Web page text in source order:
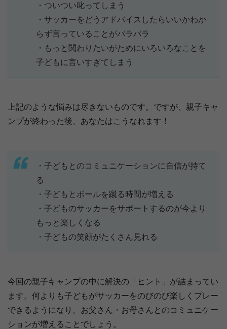
・ついつい叱ってしまう
・サッカーをどうアドバイスしたらいいかわか
らず言っていることがバラバラ
・もっと関わりたいがためにいろいろなことを
子どもに言いすぎてしまう
上記のような悩みは尽きないものです。ですが、親子キャ
ンプが終わった後、あなたはこうなれます！
・子どもとのコミュニケーションに自信が持て
る
・子どもとボールを蹴る時間が増える
・子どものサッカーをサポートするのが今より
もっと楽しくなる
・子どもの笑顔がたくさん見れる
今回の親子キャンプの中に解決の「ヒント」が詰まってい
ます。何よりも子どもがサッカーをのびのび楽しくプレー
できるようになり、お父さん・お母さんとのコミュニケー
ションが増えることでしょう。